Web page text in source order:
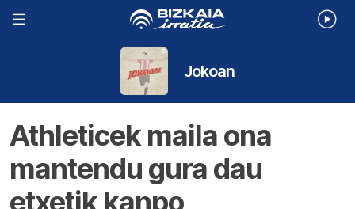
Jokoan
Athleticek maila ona
mantendu gura dau
etxetik kanpo